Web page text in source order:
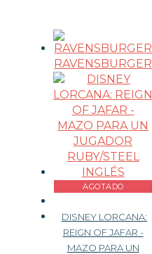
RAVENSBURGER
AGOTADO
DISNEY LORCANA:
REIGN OF JAFAR -
MAZO PARA UN